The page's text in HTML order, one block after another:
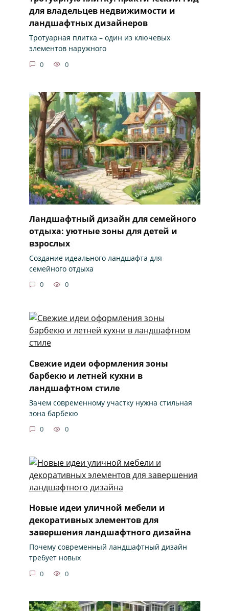
для владельцев недвижимости и
ландшафтных дизайнеров
Тротуарная плитка – один из ключевых
элементов наружного
0 0
Ландшафтный дизайн для семейного
отдыха: уютные зоны для детей и
взрослых
Создание идеального ландшафта для
семейного отдыха
0 0
Свежие идеи оформления зоны
барбекю и летней кухни в
ландшафтном стиле
Зачем современному участку нужна стильная
зона барбекю
0 0
Новые идеи уличной мебели и
декоративных элементов для
завершения ландшафтного дизайна
Почему современный ландшафтный дизайн
требует новых
0 0